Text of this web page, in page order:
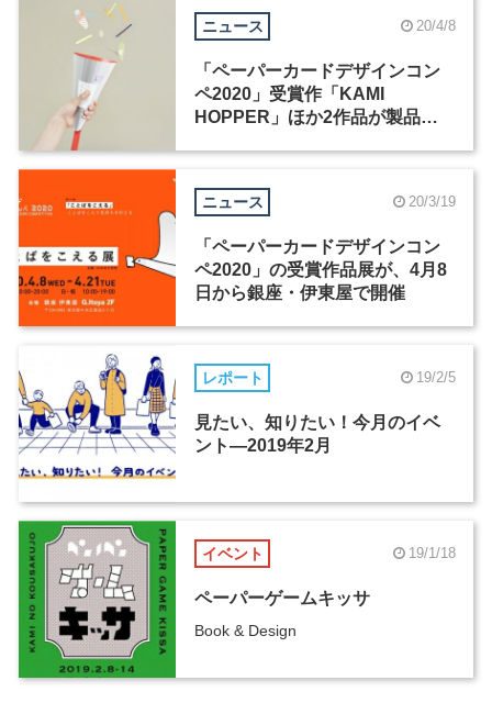
ニュース 20/4/8
「ペーパーカードデザインコン
ペ2020」受賞作「KAMI
HOPPER」ほか2作品が製品
ニュース 20/3/19
「ペーパーカードデザインコン
ペ2020」の受賞作品展が、4月8
日から銀座・伊東屋で開催
レポート 19/2/5
見たい、知りたい！今月のイベ
ント―2019年2月
イベント 19/1/18
ペーパーゲームキッサ
Book & Design